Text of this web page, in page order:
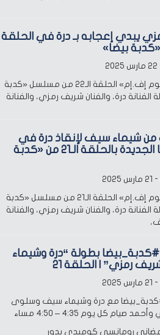
يبدي إعجابه بـ درة في الحلقة
أذاعت «نجوم إف.إم» الحلقة الـ22 من مسلسل «كدبة
الفنانة درة، والفنان شريف رمزي، والفنانة
من شيماء سيف لإنقاذ درة في
وظيفتها الجديدة بالحلقة الـ21 من «كدبة
أذاعت «نجوم إف.إم» الحلقة الـ21 من مسلسل «كدبة
الفنانة درة، والفنان شريف رمزي، والفنانة
بطولة “درة وشيماء
رمزي” | الحلقة 21
مع درة وشيماء سيف وسلوى
صيام كل يوم 4:35 – 4:50 مساء
رومانسي كوميدي يدور